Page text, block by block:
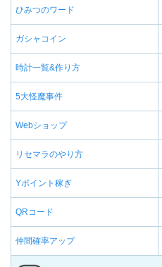
ひみつのワード
ガシャコイン
時計一覧&作り方
5大怪魔事件
Webショップ
リセマラのやり方
Yポイント稼ぎ
QRコード
仲間確率アップ